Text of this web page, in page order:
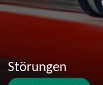
Störungen